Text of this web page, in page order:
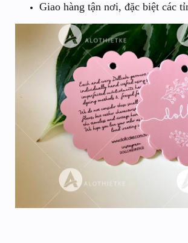
Giao hàng tận nơi, đặc biệt các